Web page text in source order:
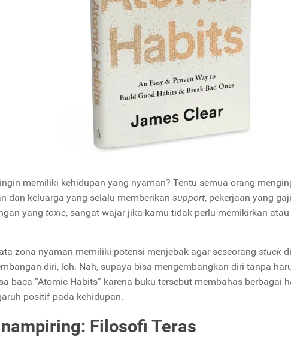
memiliki kehidupan yang nyaman? Tentu semua orang
dan keluarga yang selalu memberikan support, pekerjaan yang
yang toxic, sangat wajar jika kamu tidak perlu memikirkan
zona nyaman memiliki potensi menjebak agar seseorang stuck
diri, loh. Nah, supaya bisa mengembangkan diri tanpa
baca “Atomic Habits” karena buku tersebut membahas berbagai
positif pada kehidupan.
Filosofi Teras